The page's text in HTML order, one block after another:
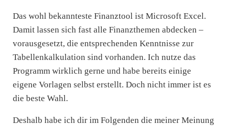
Das wohl bekannteste Finanztool ist Microsoft Excel.
Damit lassen sich fast alle Finanzthemen abdecken –
vorausgesetzt, die entsprechenden Kenntnisse zur
Tabellenkalkulation sind vorhanden. Ich nutze das
Programm wirklich gerne und habe bereits einige
eigene Vorlagen selbst erstellt. Doch nicht immer ist es
die beste Wahl.
Deshalb habe ich dir im Folgenden die meiner Meinung